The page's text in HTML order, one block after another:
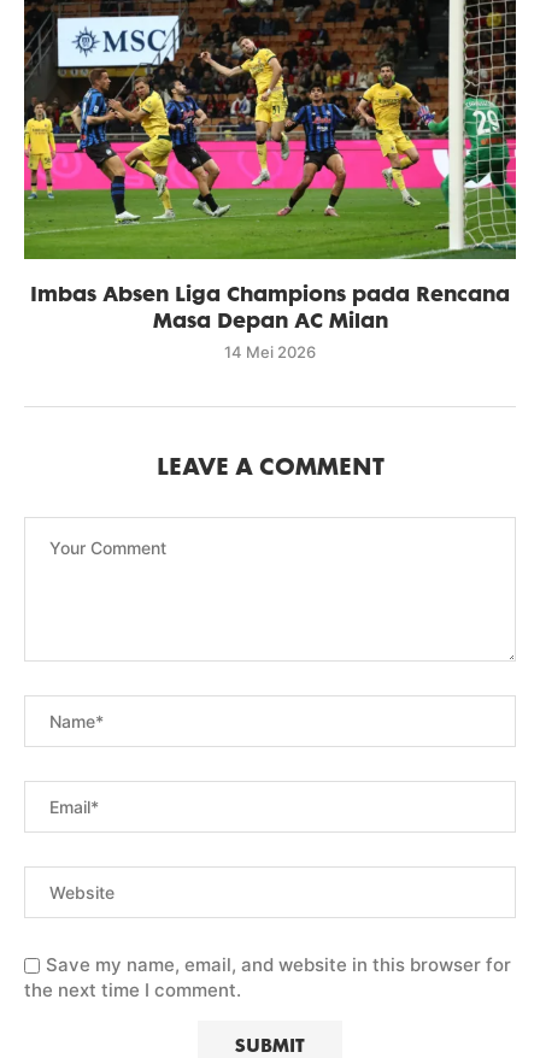
Imbas Absen Liga Champions pada Rencana
Masa Depan AC Milan
14 Mei 2026
LEAVE A COMMENT
Save my name, email, and website in this browser for
the next time I comment.